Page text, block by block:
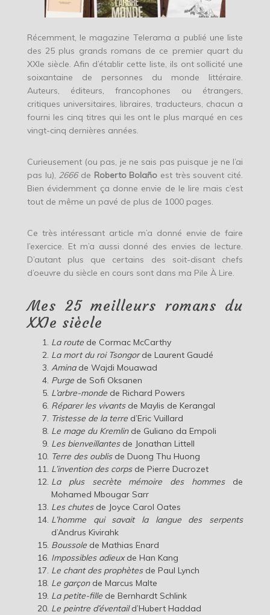
Récemment, le magazine Telerama a publié une liste
des 25 plus grands romans de ce premier quart du
XXIe siècle. Afin d’établir cette liste, ils ont sollicité une
soixantaine de personnes du monde littéraire.
Auteurs, éditeurs, francophones ou étrangers,
critiques universitaires, libraires, traducteurs, chacun a
fourni les cinq titres qui les ont le plus marqué en ces
vingt-cinq dernières années.
Curieusement (ou pas, je ne sais pas puisque je ne l’ai
pas lu), 2666de Roberto Bolaño est très souvent cité.
Bien évidemment ça donne envie de le lire mais c’est
tout de même un pavé de plus de 1000 pages.
Ce très intéressant article m’a donné envie de faire
l’exercice. Et m’a aussi donné des envies de lecture.
D’autant plus que certains des soit-disant chefs
d’oeuvre du siècle en cours sont dans ma Pile À Lire.
Mes 25 meilleurs romans du
XXIe siècle
La routede Cormac McCarthy
La mort du roi Tsongorde Laurent Gaudé
Aminade Wajdi Mouawad
Purgede Sofi Oksanen
L’arbre-mondede Richard Powers
Réparer les vivantsde Maylis de Kerangal
Tristesse de la terred’Eric Vuillard
Le mage du Kremlinde Guliano da Empoli
Les bienveillantesde Jonathan Littell
Terre des oublisde Duong Thu Huong
L’invention des corpsde Pierre Ducrozet
La plus secrète mémoire des hommesde
Mohamed Mbougar Sarr
Les chutesde Joyce Carol Oates
L’homme qui savait la langue des serpents
d’Andrus Kivirahk
Boussolede Mathias Enard
Impossibles adieuxde Han Kang
Le chant des prophètesde Paul Lynch
Le garçonde Marcus Malte
La petite-fillede Bernhardt Schlink
Le peintre d’éventaild’Hubert Haddad